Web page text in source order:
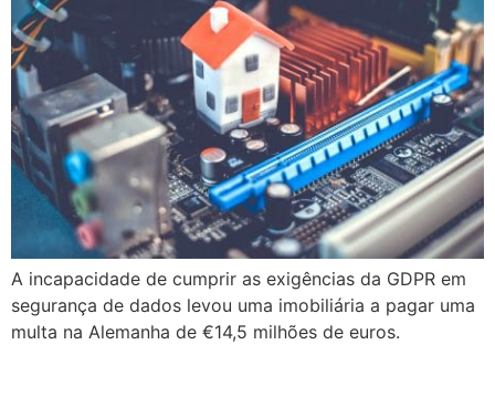
A incapacidade de cumprir as exigências da GDPR em
segurança de dados levou uma imobiliária a pagar uma
multa na Alemanha de €14,5 milhões de euros.